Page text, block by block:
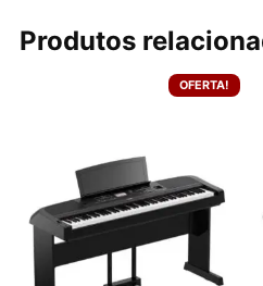
Produtos
OFERTA!